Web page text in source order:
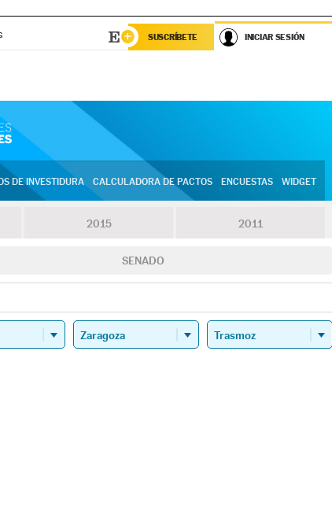
SUSCRÍBETE INICIAR SESIÓN
DE INVESTIDURA CALCULADORA DE PACTOS ENCUESTAS WIDGET
2015 2011
SENADO